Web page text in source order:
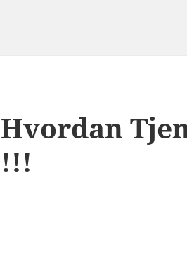
Hvordan
!!!